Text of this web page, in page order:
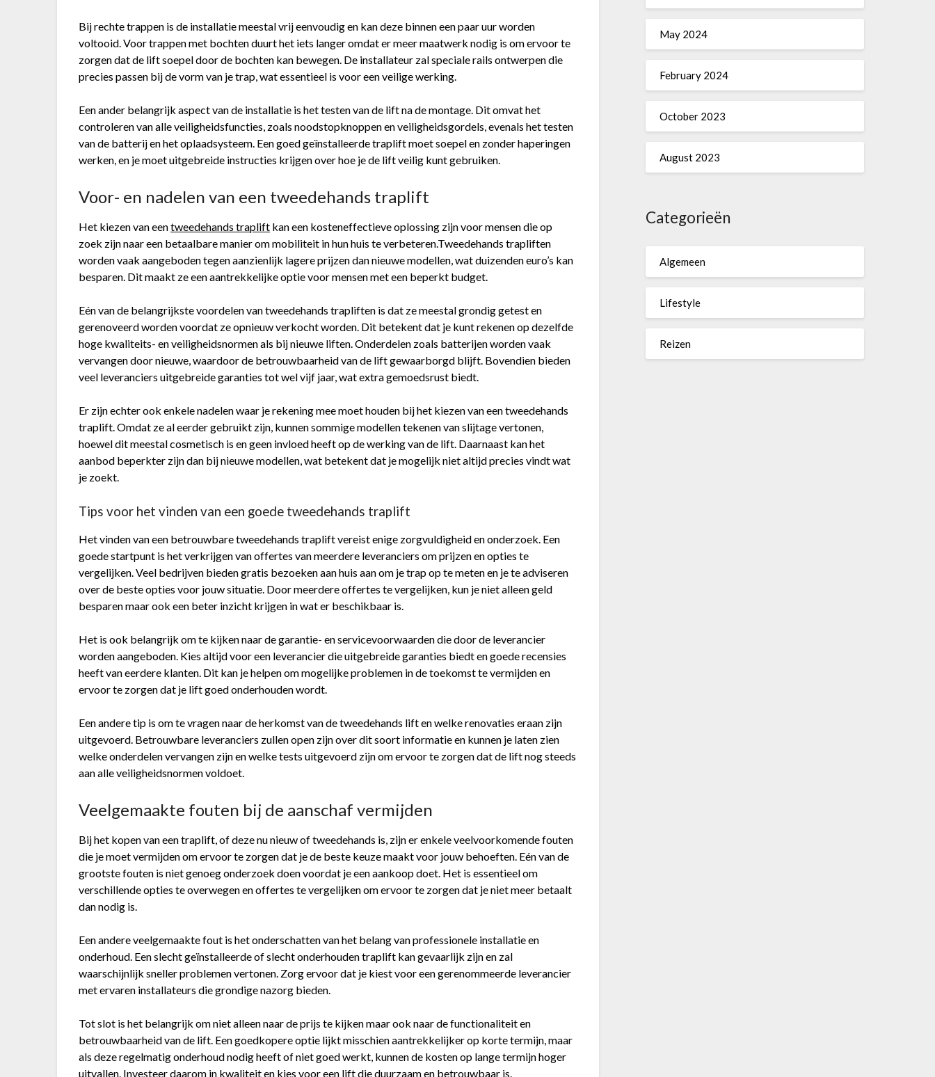
Bij rechte trappen is de installatie meestal vrij eenvoudig en kan deze binnen een paar uur worden
voltooid. Voor trappen met bochten duurt het iets langer omdat er meer maatwerk nodig is om ervoor te
zorgen dat de lift soepel door de bochten kan bewegen. De installateur zal speciale rails ontwerpen die
precies passen bij de vorm van je trap, wat essentieel is voor een veilige werking.
Een ander belangrijk aspect van de installatie is het testen van de lift na de montage. Dit omvat het
controleren van alle veiligheidsfuncties, zoals noodstopknoppen en veiligheidsgordels, evenals het testen
van de batterij en het oplaadsysteem. Een goed geïnstalleerde traplift moet soepel en zonder haperingen
werken, en je moet uitgebreide instructies krijgen over hoe je de lift veilig kunt gebruiken.
Voor- en nadelen van een tweedehands traplift
Het kiezen van eentweedehands traplift kan een kosteneffectieve oplossing zijn voor mensen die op
zoek zijn naar een betaalbare manier om mobiliteit in hun huis te verbeteren.Tweedehands trapliften
worden vaak aangeboden tegen aanzienlijk lagere prijzen dan nieuwe modellen, wat duizenden euro’s kan
besparen. Dit maakt ze een aantrekkelijke optie voor mensen met een beperkt budget.
Eén van de belangrijkste voordelen van tweedehands trapliften is dat ze meestal grondig getest en
gerenoveerd worden voordat ze opnieuw verkocht worden. Dit betekent dat je kunt rekenen op dezelfde
hoge kwaliteits- en veiligheidsnormen als bij nieuwe liften. Onderdelen zoals batterijen worden vaak
vervangen door nieuwe, waardoor de betrouwbaarheid van de lift gewaarborgd blijft. Bovendien bieden
veel leveranciers uitgebreide garanties tot wel vijf jaar, wat extra gemoedsrust biedt.
Er zijn echter ook enkele nadelen waar je rekening mee moet houden bij het kiezen van een tweedehands
traplift. Omdat ze al eerder gebruikt zijn, kunnen sommige modellen tekenen van slijtage vertonen,
hoewel dit meestal cosmetisch is en geen invloed heeft op de werking van de lift. Daarnaast kan het
aanbod beperkter zijn dan bij nieuwe modellen, wat betekent dat je mogelijk niet altijd precies vindt wat
je zoekt.
Tips voor het vinden van een goede tweedehands traplift
Het vinden van een betrouwbare tweedehands traplift vereist enige zorgvuldigheid en onderzoek. Een
goede startpunt is het verkrijgen van offertes van meerdere leveranciers om prijzen en opties te
vergelijken. Veel bedrijven bieden gratis bezoeken aan huis aan om je trap op te meten en je te adviseren
over de beste opties voor jouw situatie. Door meerdere offertes te vergelijken, kun je niet alleen geld
besparen maar ook een beter inzicht krijgen in wat er beschikbaar is.
Het is ook belangrijk om te kijken naar de garantie- en servicevoorwaarden die door de leverancier
worden aangeboden. Kies altijd voor een leverancier die uitgebreide garanties biedt en goede recensies
heeft van eerdere klanten. Dit kan je helpen om mogelijke problemen in de toekomst te vermijden en
ervoor te zorgen dat je lift goed onderhouden wordt.
Een andere tip is om te vragen naar de herkomst van de tweedehands lift en welke renovaties eraan zijn
uitgevoerd. Betrouwbare leveranciers zullen open zijn over dit soort informatie en kunnen je laten zien
welke onderdelen vervangen zijn en welke tests uitgevoerd zijn om ervoor te zorgen dat de lift nog steeds
aan alle veiligheidsnormen voldoet.
Veelgemaakte fouten bij de aanschaf vermijden
Bij het kopen van een traplift, of deze nu nieuw of tweedehands is, zijn er enkele veelvoorkomende fouten
die je moet vermijden om ervoor te zorgen dat je de beste keuze maakt voor jouw behoeften. Eén van de
grootste fouten is niet genoeg onderzoek doen voordat je een aankoop doet. Het is essentieel om
verschillende opties te overwegen en offertes te vergelijken om ervoor te zorgen dat je niet meer betaalt
dan nodig is.
Een andere veelgemaakte fout is het onderschatten van het belang van professionele installatie en
onderhoud. Een slecht geïnstalleerde of slecht onderhouden traplift kan gevaarlijk zijn en zal
waarschijnlijk sneller problemen vertonen. Zorg ervoor dat je kiest voor een gerenommeerde leverancier
met ervaren installateurs die grondige nazorg bieden.
Tot slot is het belangrijk om niet alleen naar de prijs te kijken maar ook naar de functionaliteit en
betrouwbaarheid van de lift. Een goedkopere optie lijkt misschien aantrekkelijker op korte termijn, maar
als deze regelmatig onderhoud nodig heeft of niet goed werkt, kunnen de kosten op lange termijn hoger
uitvallen. Investeer daarom in kwaliteit en kies voor een lift die duurzaam en betrouwbaar is.
May 2024
February 2024
October 2023
August 2023
Categorieën
Algemeen
Lifestyle
Reizen